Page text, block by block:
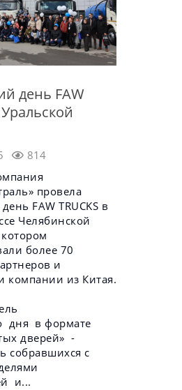
день FAW
Уральской
814
провела
FAW TRUCKS в
Челябинской
более 70
и
компании из Китая.
дня в формате
дверей» -
собравшихся с
и...